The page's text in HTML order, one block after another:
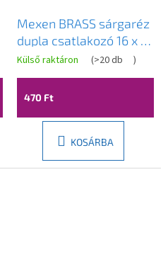
Mexen BRASS sárgaréz
dupla csatlakozó 16 x 16
mm-es tömlőhöz -
W97430-1616
Külső raktáron (>20 db )
470 Ft
KOSÁRBA